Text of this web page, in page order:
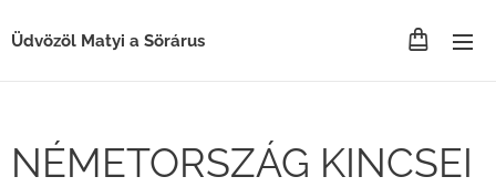
Üdvözöl Matyi a Sörárus
NÉMETORSZÁG KINCSEI